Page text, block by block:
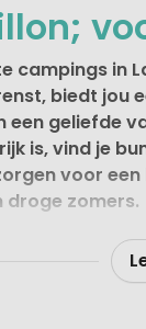
campings in
biedt
een geliefde
is, vind je
voor
zomers.
water